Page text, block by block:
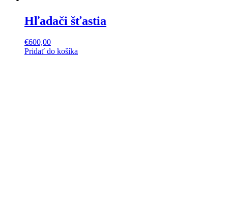
Hľadači šťastia
€600,00
Pridať do košíka